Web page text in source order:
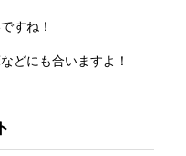
すね！
どにも合いますよ！